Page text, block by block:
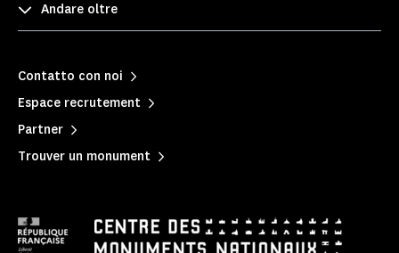
Andare oltre
Contatto con noi
Espace recrutement
Partner
Trouver un monument